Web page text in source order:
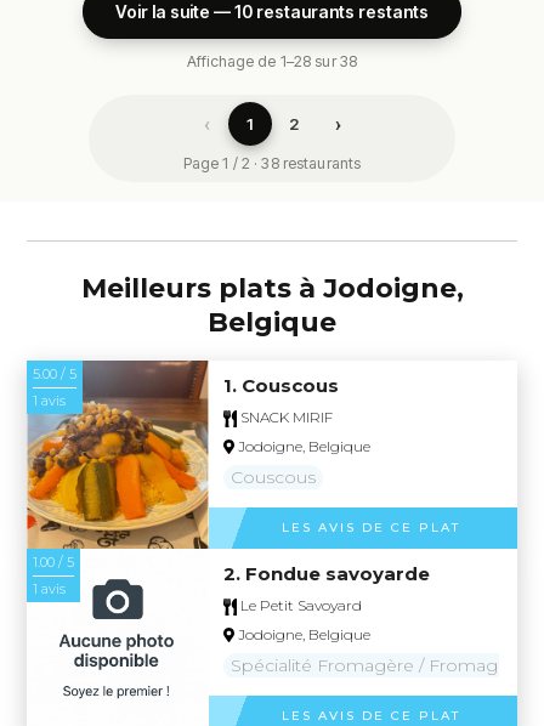
Voir la suite — 10 restaurants restants
Affichage de 1–28 sur 38
‹ 1 2 ›
Page 1 / 2 · 38 restaurants
Meilleurs plats à Jodoigne,
Belgique
5.00 / 5
1 avis
1. Couscous
SNACK MIRIF
Jodoigne, Belgique
Couscous
LES AVIS DE CE PLAT
1.00 / 5
1 avis
2. Fondue savoyarde
Le Petit Savoyard
Jodoigne, Belgique
Spécialité Fromagère / Fromage
LES AVIS DE CE PLAT